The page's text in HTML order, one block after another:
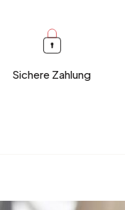
Sichere Zahlung